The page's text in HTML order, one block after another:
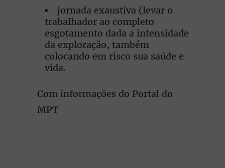
jornada exaustiva (levar o
trabalhador ao completo
esgotamento dada a intensidade
da exploração, também
colocando em risco sua saúde e
vida.
Com informações do Portal do
MPT